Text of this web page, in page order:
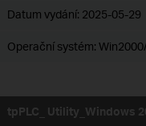
Datum vydání: 2025-05-29
Operační systém:
tpPLC_ Utility_Windows